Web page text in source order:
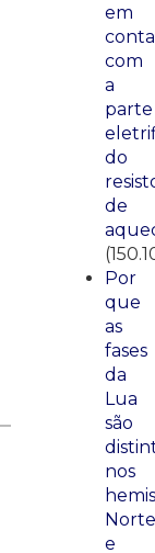
em
com
a
parte
do
de
Por
que
as
fases
da
Lua
são
nos
Norte
e